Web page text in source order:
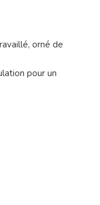
orné de
pour un